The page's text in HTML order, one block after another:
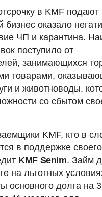
в KMF подают
бизнес оказало
ЧП и карантина.
поступило от
занимающихся
товарами,
и животноводы,
со сбытом
KMF, кто в
в поддержке
KMF Senim. Займ
на льготных
основного долга на